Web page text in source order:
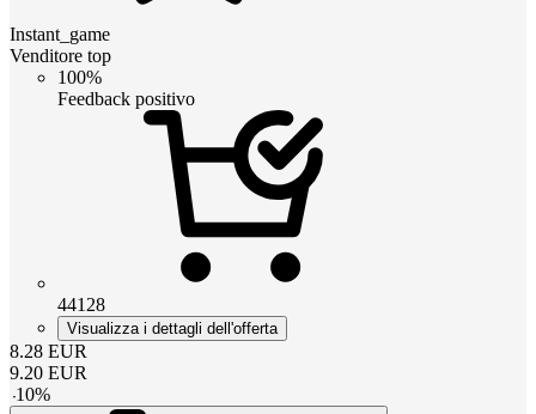
Instant_game
Venditore top
100%
Feedback positivo
44128
Visualizza i dettagli dell'offerta
8.28 EUR
9.20 EUR
-10%